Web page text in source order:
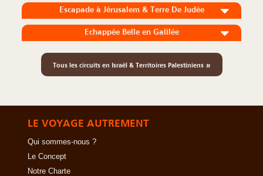
Escapade à Jérusalem & Terre De Judée
Echappée Belle en Galilée
Tous les circuits en Israël & Territoires Palestiniens»
LE VOYAGE AUTREMENT
Qui sommes-nous ?
Le Concept
Notre Charte